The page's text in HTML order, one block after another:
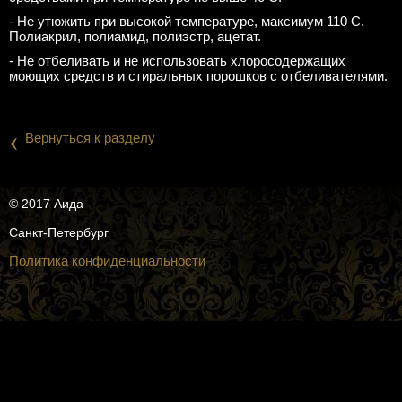
- Не утюжить при высокой температуре, максимум 110 С.
Полиакрил, полиамид, полиэстр, ацетат.
- Не отбеливать и не использовать хлоросодержащих
моющих средств и стиральных порошков с отбеливателями.
‹ Вернуться к разделу
© 2017 Аида
Санкт-Петербург
Политика конфиденциальности